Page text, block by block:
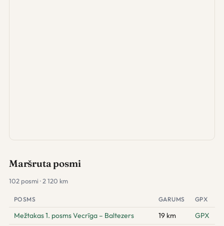
Maršruta posmi
102 posmi · 2 120 km
POSMS GARUMS GPX
Mežtakas 1. posms Vecrīga – Baltezers 19 km
GPX